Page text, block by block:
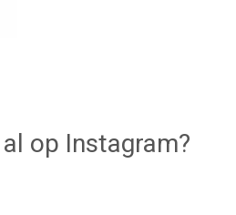
op Instagram?